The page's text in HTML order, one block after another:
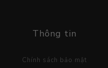
Thông tin
Chính sách bảo mật